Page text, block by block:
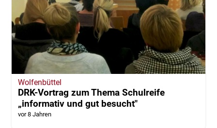
Wolfenbüttel
DRK-Vortrag zum Thema Schulreife
„informativ und gut besucht"
vor 8 Jahren